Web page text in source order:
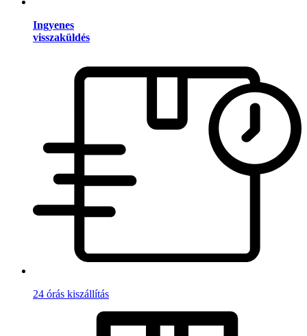
Ingyenes
visszaküldés
24 órás kiszállítás